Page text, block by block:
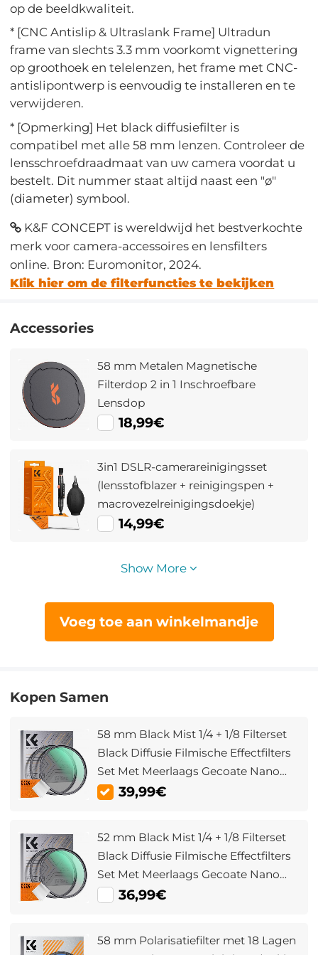
op de beeldkwaliteit.
* [CNC Antislip & Ultraslank Frame] Ultradun
frame van slechts 3.3 mm voorkomt vignettering
op groothoek en telelenzen, het frame met CNC-
antislipontwerp is eenvoudig te installeren en te
verwijderen.
* [Opmerking] Het black diffusiefilter is
compatibel met alle 58 mm lenzen. Controleer de
lensschroefdraadmaat van uw camera voordat u
bestelt. Dit nummer staat altijd naast een "ø"
(diameter) symbool.
K&F CONCEPT is wereldwijd het bestverkochte
merk voor camera-accessoires en lensfilters
online. Bron: Euromonitor, 2024.
Klik hier om de filterfuncties te bekijken
Accessories
58 mm Metalen Magnetische
Filterdop 2 in 1 Inschroefbare
Lensdop
18,99€
3in1 DSLR-camerareinigingsset
(lensstofblazer + reinigingspen +
macrovezelreinigingsdoekje)
14,99€
Show More
Voeg toe aan winkelmandje
Kopen Samen
58 mm Black Mist 1/4 + 1/8 Filterset
Black Diffusie Filmische Effectfilters
Set Met Meerlaags Gecoate Nano
Klear Serie
39,99€
52 mm Black Mist 1/4 + 1/8 Filterset
Black Diffusie Filmische Effectfilters
Set Met Meerlaags Gecoate Nano
Klear Serie
36,99€
58 mm Polarisatiefilter met 18 Lagen